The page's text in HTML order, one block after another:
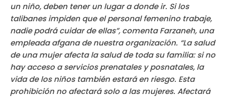
un niño, deben tener un lugar a donde ir. Si los
talibanes impiden que el personal femenino trabaje,
nadie podrá cuidar de ellas”, comenta Farzaneh, una
empleada afgana de nuestra organización. “La salud
de una mujer afecta la salud de toda su familia: si no
hay acceso a servicios prenatales y posnatales, la
vida de los niños también estará en riesgo. Esta
prohibición no afectará solo a las mujeres. Afectará